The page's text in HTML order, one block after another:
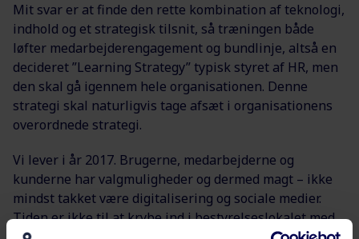
Mit svar er at finde den rette kombination af teknologi,
indhold og et strategisk tilsnit, så træningen både
løfter medarbejderengagement og bundlinje, altså en
decideret ”Learning Strategy” typisk styret af HR, men
den skal gå igennem hele organisationen. Denne
strategi skal naturligvis tage afsæt i organisationens
overordnede strategi.
Vi lever i år 2017. Brugerne, medarbejderne og
kunderne har valgmuligheder og dermed magt – ikke
mindst takket være digitalisering og sociale medier.
Tiden er ikke til at krybe ind i bestyrelseslokalet med